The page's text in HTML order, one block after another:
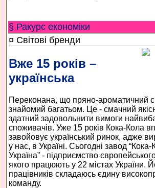
§ Ракурс економiки
¤ Світові бренди
Вже 15 років –
українська
Переконана, що пряно-ароматичний
знайомий багатьом. Це - смачний
здатний задовольнити вимоги
споживачів. Уже 15 років Кока-Кола
завойовує український ринок, адже
у нас, в Україні. Сьогодні завод
Україна” - підприємство
якого працюють у 22 містах України.
працівників складаюсь єдину
команду.